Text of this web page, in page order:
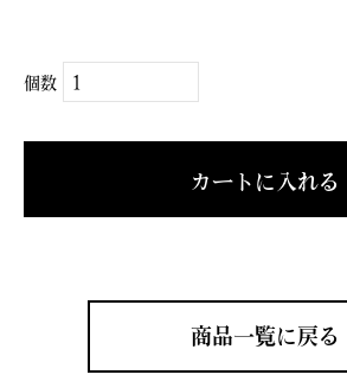
個数
カートに入れる
商品一覧に戻る